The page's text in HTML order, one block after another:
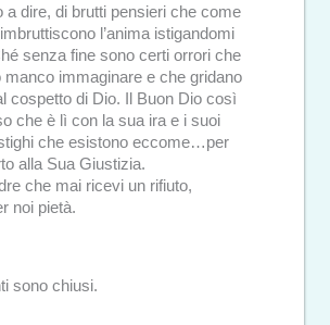
a dire, di brutti pensieri che come
l’anima istigandomi
senza fine sono certi orrori che
manco immaginare e che gridano
cospetto di Dio. Il Buon Dio così
che è lì con la sua ira e i suoi
che esistono eccome…per
alla Sua Giustizia.
che mai ricevi un rifiuto,
noi pietà.
sono chiusi.